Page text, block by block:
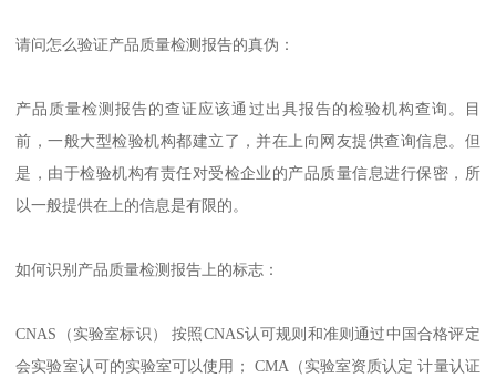
请问怎么验证产品质量检测报告的真伪：
产品质量检测报告的查证应该通过出具报告的检验机构查询。目
前，一般大型检验机构都建立了，并在上向网友提供查询信息。但
是，由于检验机构有责任对受检企业的产品质量信息进行保密，所
以一般提供在上的信息是有限的。
如何识别产品质量检测报告上的标志：
CNAS（实验室标识） 按照CNAS认可规则和准则通过中国合格评定
会实验室认可的实验室可以使用； CMA（实验室资质认定 计量认证